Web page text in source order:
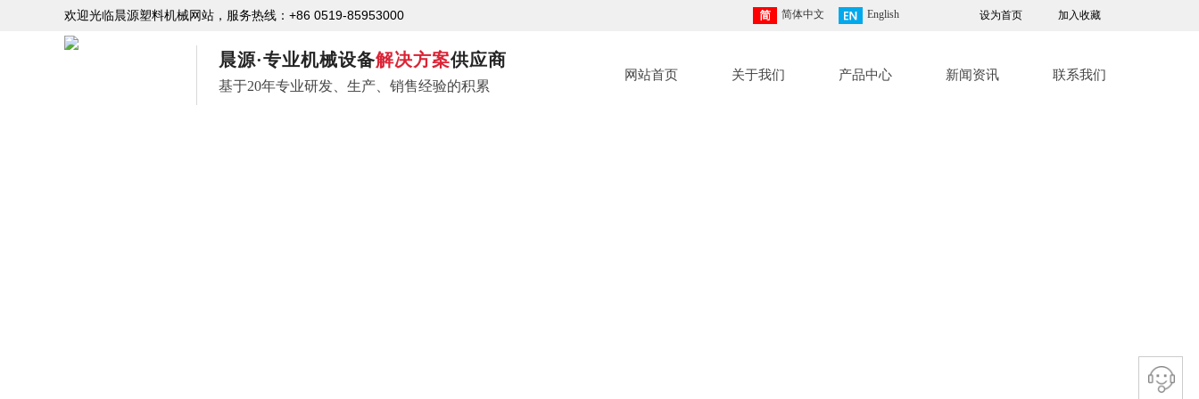
设为首页 加入收藏
欢迎光临晨源塑料机械网站，服务热线： +86 0519-85953000 简体中文 English
网站首页 关于我们 产品中心 新闻资讯 联系我们
晨源·专业机械设备解决方案供应商
基于20年专业研发、生产、销售经验的积累